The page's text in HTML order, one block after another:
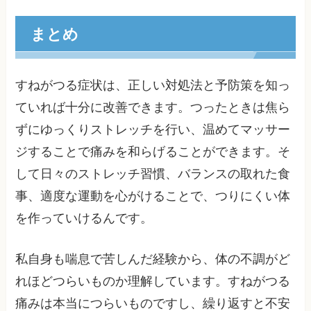
まとめ
すねがつる症状は、正しい対処法と予防策を知っ
ていれば十分に改善できます。つったときは焦ら
ずにゆっくりストレッチを行い、温めてマッサー
ジすることで痛みを和らげることができます。そ
して日々のストレッチ習慣、バランスの取れた食
事、適度な運動を心がけることで、つりにくい体
を作っていけるんです。
私自身も喘息で苦しんだ経験から、体の不調がど
れほどつらいものか理解しています。すねがつる
痛みは本当につらいものですし、繰り返すと不安